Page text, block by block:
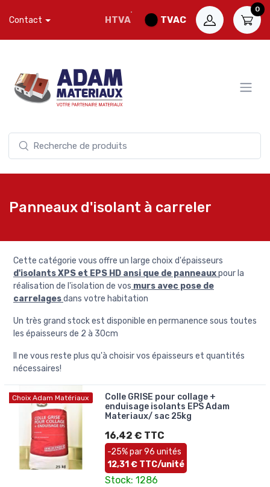
Contact HTVA TVAC
0
Panneaux d'isolant à carreler
Cette catégorie vous offre un large choix d'épaisseurs
d'isolants XPS et EPS HD ansi que de panneauxpour la
réalisation de l'isolation de vos murs avec pose de
carrelagesdans votre habitation
Un très grand stock est disponible en permanence sous toutes
les épaisseurs de 2 à 30cm
Il ne vous reste plus qu'à choisir vos épaisseurs et quantités
nécessaires!
Choix Adam Matériaux
Colle GRISE pour collage +
enduisage isolants EPS Adam
Materiaux/ sac 25kg
16,42 € TTC
-25% par 96 unités
12,31 € TTC/unité
Stock: 1286